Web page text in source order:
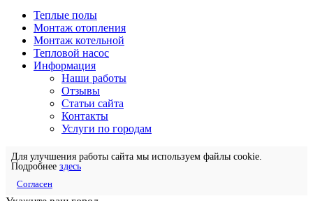
Теплые полы
Монтаж отопления
Монтаж котельной
Тепловой насос
Информация
Наши работы
Отзывы
Статьи сайта
Контакты
Услуги по городам
Для улучшения работы сайта мы используем файлы cookie.
Подробнее здесь
Согласен